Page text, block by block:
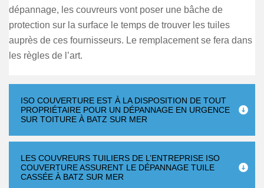
dépannage, les couvreurs vont poser une bâche de
protection sur la surface le temps de trouver les tuiles
auprès de ces fournisseurs. Le remplacement se fera dans
les règles de l’art.
ISO COUVERTURE EST À LA DISPOSITION DE TOUT
PROPRIÉTAIRE POUR UN DÉPANNAGE EN URGENCE
SUR TOITURE À BATZ SUR MER
LES COUVREURS TUILIERS DE L’ENTREPRISE ISO
COUVERTURE ASSURENT LE DÉPANNAGE TUILE
CASSÉE À BATZ SUR MER